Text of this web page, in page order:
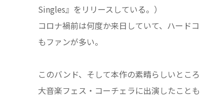
Singles』をリリースしている。）
コロナ禍前は何度か来日していて、ハード
もファンが多い。
このバンド、そして本作の素晴らしいとこ
大音楽フェス・コーチェラに出演したこと